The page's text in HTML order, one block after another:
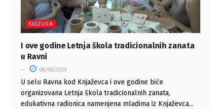
KULTURA
I ove godine Letnja škola tradicionalnih zanata
u Ravni
08/08/2026
U selu Ravna kod Knjaževca i ove godine biće
organizovana Letnja škola tradicionalnih zanata,
edukativna radionica namenjena mladima iz Knjaževca...